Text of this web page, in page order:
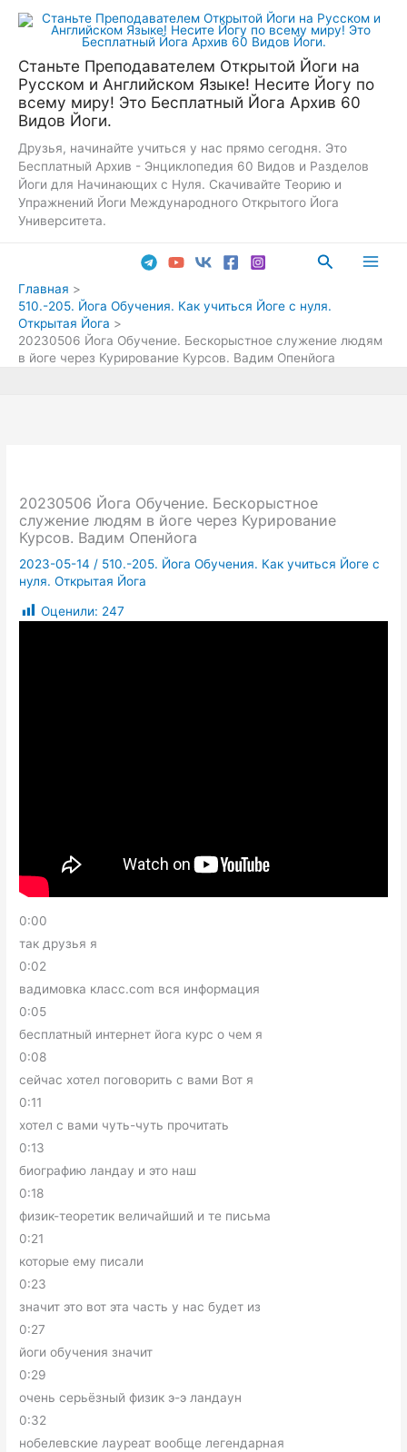
Перейти
Станьте Преподавателем Открытой Йоги на
Русском и Английском Языке! Несите Йогу по
всему миру! Это Бесплатный Йога Архив 60
Видов Йоги.
Друзья, начинайте учиться у нас прямо сегодня. Это
Бесплатный Архив - Энциклопедия 60 Видов и Разделов
Йоги для Начинающих с Нуля. Скачивайте Теорию и
Упражнений Йоги Международного Открытого Йога
Университета.
Поиск
Главная
510.-205. Йога Обучения. Как учиться Йоге с нуля.
Открытая Йога
20230506 Йога Обучение. Бескорыстное служение людям
в йоге через Курирование Курсов. Вадим Опенйога
20230506 Йога Обучение. Бескорыстное
служение людям в йоге через Курирование
Курсов. Вадим Опенйога
2023-05-14 / 510.-205. Йога Обучения. Как учиться Йоге с
нуля. Открытая Йога
Оценили: 247
0:00
так друзья я
0:02
вадимовка класс.com вся информация
0:05
бесплатный интернет йога курс о чем я
0:08
сейчас хотел поговорить с вами Вот я
0:11
хотел с вами чуть-чуть прочитать
0:13
биографию ландау и это наш
0:18
физик-теоретик величайший и те письма
0:21
которые ему писали
0:23
значит это вот эта часть у нас будет из
0:27
йоги обучения значит
0:29
очень серьёзный физик э-э ландаун
0:32
нобелевские лауреат вообще легендарная